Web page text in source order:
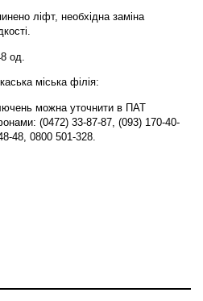
ліфт, необхідна заміна
од.
міська філія:
можна уточнити в ПАТ
(0472) 33-87-87, (093) 170-40-
48, 0800 501-328.